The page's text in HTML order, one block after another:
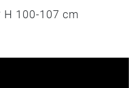
H 100-107 cm